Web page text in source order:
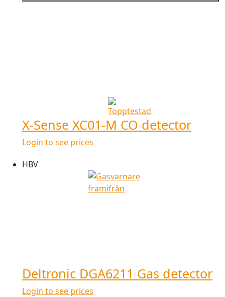
X-Sense XC01-M CO detector
Login to see prices
HBV
Deltronic DGA6211 Gas detector
Login to see prices